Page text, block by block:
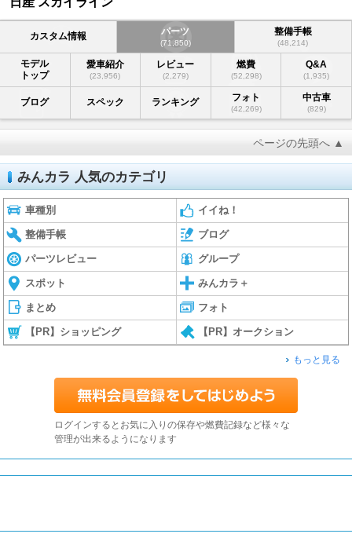
カスタム情報 パーツ
(71,850)
整備手帳
(48,214)
モデル
トップ
愛車紹介
(23,956)
レビュー
(2,279)
燃費
(52,298)
Q&A
(1,935)
ブログ スペック ランキング フォト
(42,269)
中古車
(829)
ページの先頭へ ▲
みんカラ 人気のカテゴリ
車種別 イイね！
整備手帳 ブログ
パーツレビュー グループ
スポット みんカラ＋
まとめ フォト
【PR】ショッピング 【PR】オークション
もっと見る
ログインするとお気に入りの保存や燃費記録など様々な
管理が出来るようになります